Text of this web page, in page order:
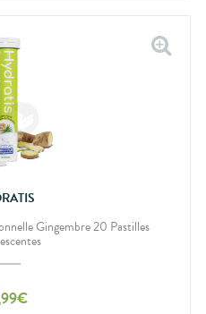
Gingembre 20 Pastilles
99€